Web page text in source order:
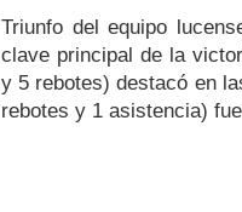
Triunfo del equipo
clave principal de la
y 5 rebotes) destacó en
rebotes y 1 asistencia)